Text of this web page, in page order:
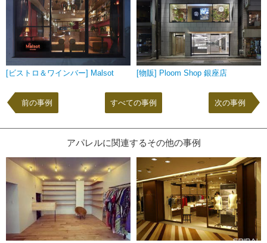
[ビストロ＆ワインバー] Malsot [物販] Ploom Shop 銀座店
前の事例 次の事例
すべての事例
アパレルに関連するその他の事例